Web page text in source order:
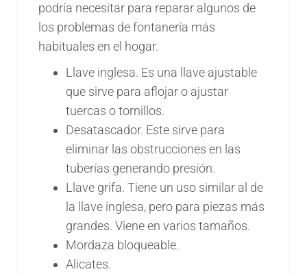
podría necesitar para reparar algunos de
los problemas de fontanería más
habituales en el hogar.
Llave inglesa. Es una llave ajustable
que sirve para aflojar o ajustar
tuercas o tornillos.
Desatascador. Este sirve para
eliminar las obstrucciones en las
tuberías generando presión.
Llave grifa. Tiene un uso similar al de
la llave inglesa, pero para piezas más
grandes. Viene en varios tamaños.
Mordaza bloqueable.
Alicates.